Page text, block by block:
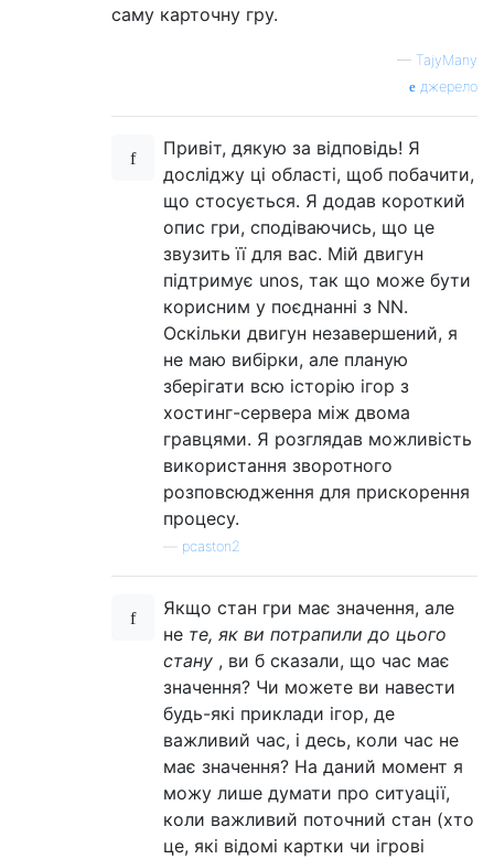
саму карточну гру.
— TajyMany
джерело
Привіт, дякую за відповідь! Я
досліджу ці області, щоб побачити,
що стосується. Я додав короткий
опис гри, сподіваючись, що це
звузить її для вас. Мій двигун
підтримує unos, так що може бути
корисним у поєднанні з NN.
Оскільки двигун незавершений, я
не маю вибірки, але планую
зберігати всю історію ігор з
хостинг-сервера між двома
гравцями. Я розглядав можливість
використання зворотного
розповсюдження для прискорення
процесу.
pcaston2
Якщо стан гри має значення, але
не те, як ви потрапили до цього
стану , ви б сказали, що час має
значення? Чи можете ви навести
будь-які приклади ігор, де
важливий час, і десь, коли час не
має значення? На даний момент я
можу лише думати про ситуації,
коли важливий поточний стан (хто
це, які відомі картки чи ігрові